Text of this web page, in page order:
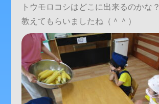
トウモロコシはどこに出来るのかな？
教えてもらいましたね（＾＾）